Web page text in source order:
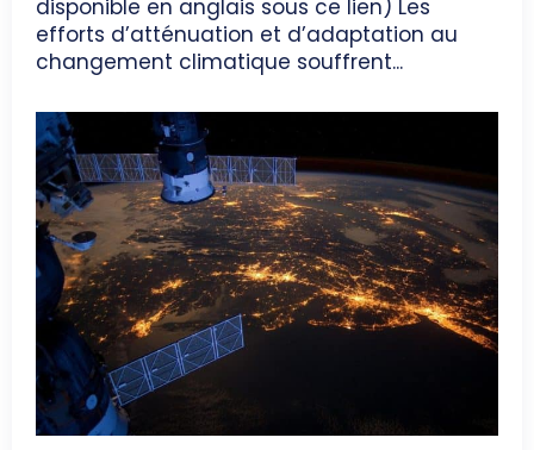
disponible en anglais sous ce lien) Les
efforts d’atténuation et d’adaptation au
changement climatique souffrent...